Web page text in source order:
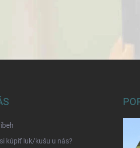
kúpiť luk/kušu u nás?